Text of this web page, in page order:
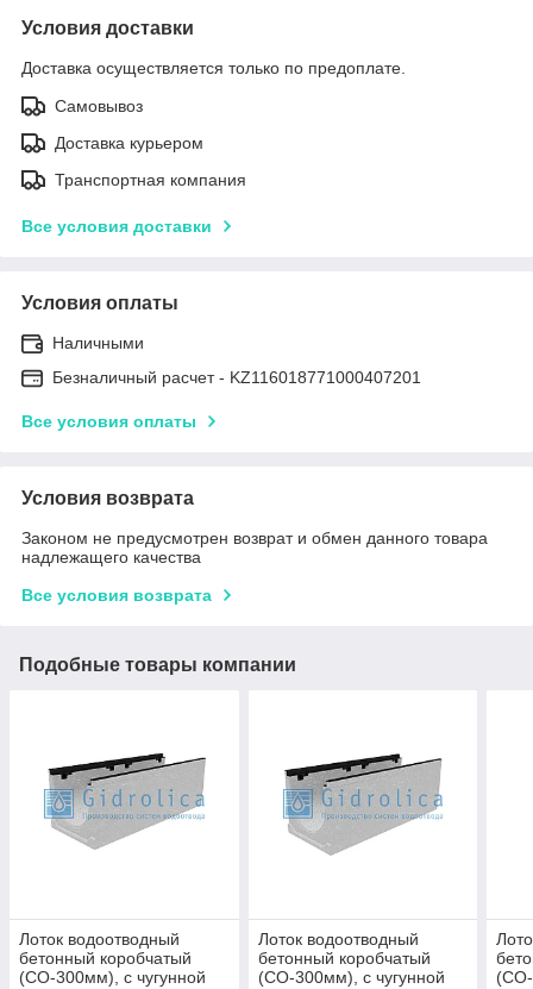
Условия доставки
Доставка осуществляется только по предоплате.
Самовывоз
Доставка курьером
Транспортная компания
Все условия доставки
Условия оплаты
Наличными
Безналичный расчет - KZ116018771000407201
Все условия оплаты
Условия возврата
Законом не предусмотрен возврат и обмен данного товара
надлежащего качества
Все условия возврата
Подобные товары компании
Лоток водоотводный
бетонный коробчатый
(СО-300мм), с чугунной
Лоток водоотводный
бетонный коробчатый
(СО-300мм), с чугунной
(СО-